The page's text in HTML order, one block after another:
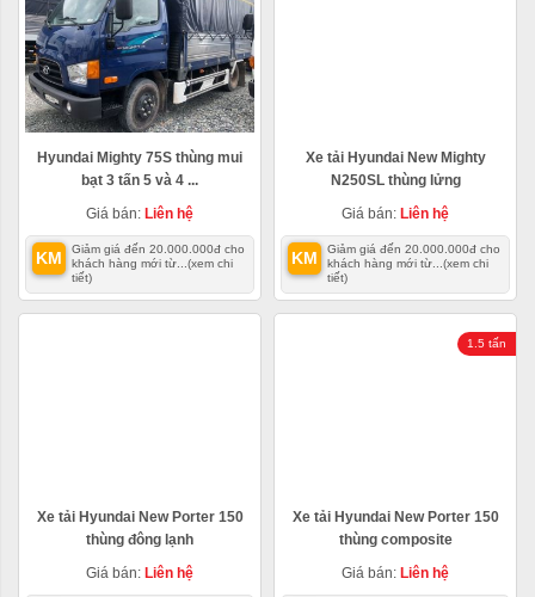
Hyundai Mighty 75S thùng mui
bạt 3 tấn 5 và 4 ...
Giá bán: Liên hệ
KM
Giảm giá đến 20.000.000đ cho
khách hàng mới từ... (xem chi
tiết)
Xe tải Hyundai New Mighty
N250SL thùng lửng
Giá bán: Liên hệ
KM
Giảm giá đến 20.000.000đ cho
khách hàng mới từ... (xem chi
tiết)
Xe tải Hyundai New Porter 150
thùng đông lạnh
Giá bán: Liên hệ
1.5 tấn
Xe tải Hyundai New Porter 150
thùng composite
Giá bán: Liên hệ